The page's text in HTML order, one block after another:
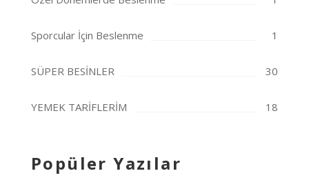
Sporcular İçin Beslenme 1
SÜPER BESİNLER 30
YEMEK TARİFLERİM 18
Popüler Yazılar